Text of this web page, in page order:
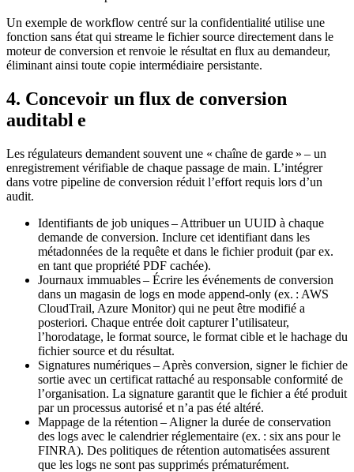
Un exemple de workflow centré sur la confidentialité utilise une
fonction sans état qui streame le fichier source directement dans le
moteur de conversion et renvoie le résultat en flux au demandeur,
éliminant ainsi toute copie intermédiaire persistante.
4. Concevoir un flux de conversion
auditabl e
Les régulateurs demandent souvent une « chaîne de garde » – un
enregistrement vérifiable de chaque passage de main. L’intégrer
dans votre pipeline de conversion réduit l’effort requis lors d’un
audit.
Identifiants de job uniques– Attribuer un UUID à chaque
demande de conversion. Inclure cet identifiant dans les
métadonnées de la requête et dans le fichier produit (par ex.
en tant que propriété PDF cachée).
Journaux immuables– Écrire les événements de conversion
dans un magasin de logs en mode append‑only (ex. : AWS
CloudTrail, Azure Monitor) qui ne peut être modifié a
posteriori. Chaque entrée doit capturer l’utilisateur,
l’horodatage, le format source, le format cible et le hachage du
fichier source et du résultat.
Signatures numériques– Après conversion, signer le fichier de
sortie avec un certificat rattaché au responsable conformité de
l’organisation. La signature garantit que le fichier a été produit
par un processus autorisé et n’a pas été altéré.
Mappage de la rétention – Aligner la durée de conservation
des logs avec le calendrier réglementaire (ex. : six ans pour le
FINRA). Des politiques de rétention automatisées assurent
que les logs ne sont pas supprimés prématurément.